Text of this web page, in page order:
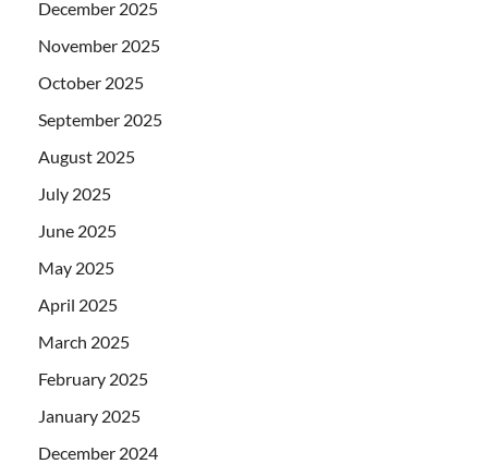
December 2025
November 2025
October 2025
September 2025
August 2025
July 2025
June 2025
May 2025
April 2025
March 2025
February 2025
January 2025
December 2024